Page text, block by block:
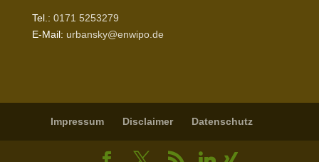
Tel.: 0171 5253279
E‑Mail: urbansky@​enwipo.​de
Impressum Disclaimer Daten­schutz